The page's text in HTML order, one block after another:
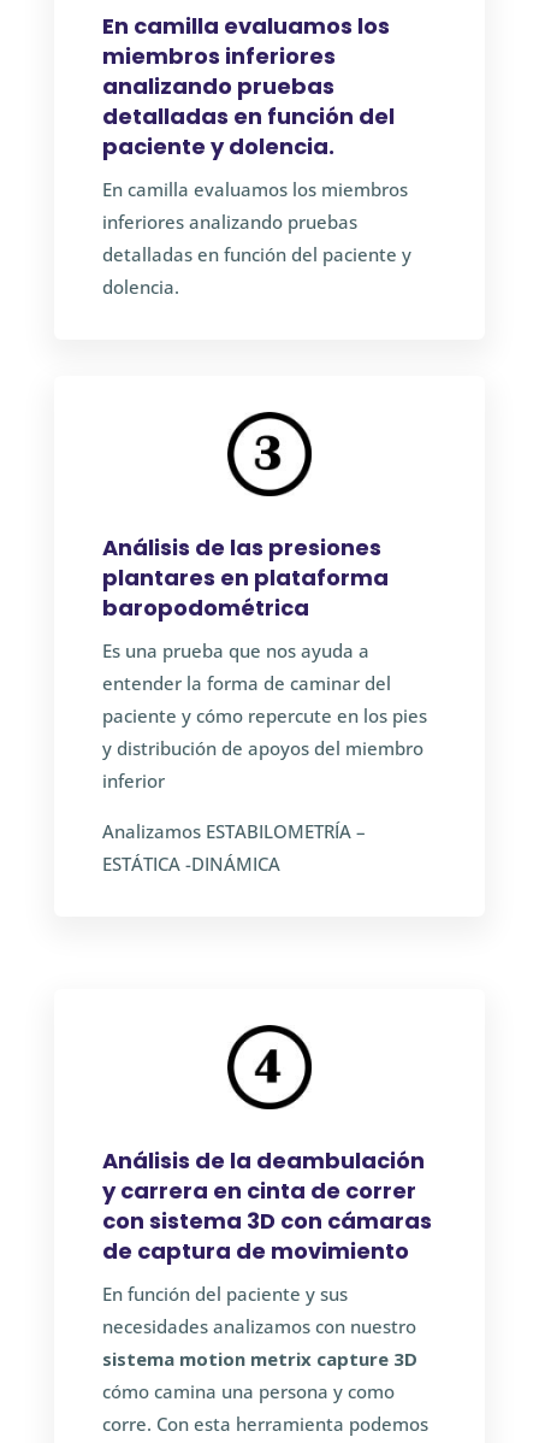
En camilla evaluamos los
miembros inferiores
analizando pruebas
detalladas en función del
paciente y dolencia.
En camilla evaluamos los miembros
inferiores analizando pruebas
detalladas en función del paciente y
dolencia.
Análisis de las presiones
plantares en plataforma
baropodométrica
Es una prueba que nos ayuda a
entender la forma de caminar del
paciente y cómo repercute en los pies
y distribución de apoyos del miembro
inferior
Analizamos ESTABILOMETRÍA –
ESTÁTICA -DINÁMICA
Análisis de la deambulación
y carrera en cinta de correr
con sistema 3D con cámaras
de captura de movimiento
En función del paciente y sus
necesidades analizamos con nuestro
sistema motion metrix capture 3D
cómo camina una persona y como
corre. Con esta herramienta podemos